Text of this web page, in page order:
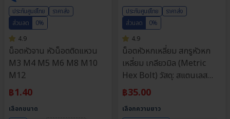
ประกันศูนย์ไทย
ราคาส่ง
ส่วนลด
0%
4.9
น็อตหัวจาน หัวน็อตติดแหวน
M3 M4 M5 M6 M8 M10
M12
฿1.40
เลือกขนาด
ประกันศูนย์ไทย
ราคาส่ง
ส่วนลด
0%
4.9
น็อตหัวหกเหลี่ยม สกรูหัวหก
เหลี่ยม เกลียวมิล (Metric
Hex Bolt) วัสดุ: สแตนเลส
304 | ขนาด M3, M4, M5,
M6, M8, M10 | ความยาว: 6-
150 มม. | จำหน่ายราคาต่อตัว
฿35.00
เลือกความยาว